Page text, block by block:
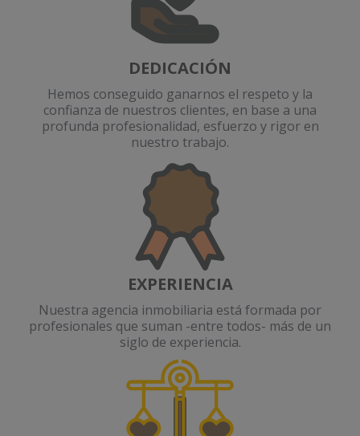
DEDICACIÓN
Hemos conseguido ganarnos el respeto y la
confianza de nuestros clientes, en base a una
profunda profesionalidad, esfuerzo y rigor en
nuestro trabajo.
EXPERIENCIA
Nuestra agencia inmobiliaria está formada por
profesionales que suman -entre todos- más de un
siglo de experiencia.